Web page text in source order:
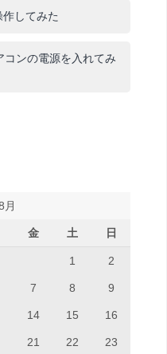
してみた
コンの電源を入れてみ
月
金 土 日
1 2
7 8 9
14 15 16
21 22 23